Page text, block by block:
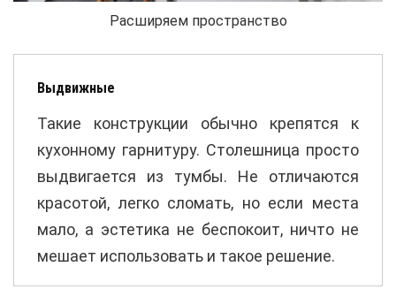
Расширяем пространство
Выдвижные
Такие конструкции обычно крепятся к
кухонному гарнитуру. Столешница просто
выдвигается из тумбы. Не отличаются
красотой, легко сломать, но если места
мало, а эстетика не беспокоит, ничто не
мешает использовать и такое решение.